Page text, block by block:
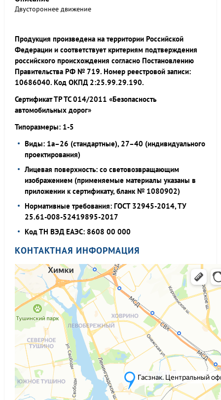
Двустороннее движение
Продукция произведена на территории Российской
Федерации и соответствует критериям подтверждения
российского происхождения согласно Постановлению
Правительства РФ № 719. Номер реестровой записи:
10686040. Код ОКПД 2:25.99.29.190.
Сертификат ТР ТС 014/2011 «Безопасность
автомобильных дорог»
Типоразмеры: 1-5
Виды: 1а–26 (стандартные), 27–40 (индивидуального
проектирования)
Лицевая поверхность: со световозвращающим
изображением (применяемые материалы указаны в
приложении к сертификату, бланк № 1080902)
Нормативные требования: ГОСТ 32945-2014, ТУ
25.61-008-52419895-2017
Код ТН ВЭД ЕАЭС: 8608 00 000
КОНТАКТНАЯ ИНФОРМАЦИЯ